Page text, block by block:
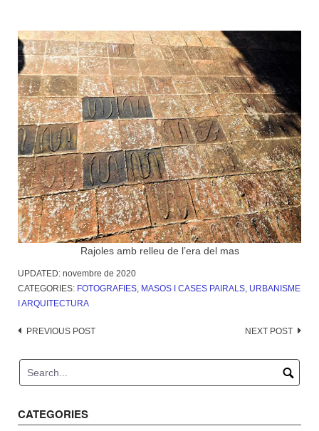
Rajoles amb relleu de l’era del mas
UPDATED: novembre de 2020
CATEGORIES: FOTOGRAFIES MASOS I CASES PAIRALS URBANISME
I ARQUITECTURA
Post
PREVIOUS POST NEXT POST
CATEGORIES